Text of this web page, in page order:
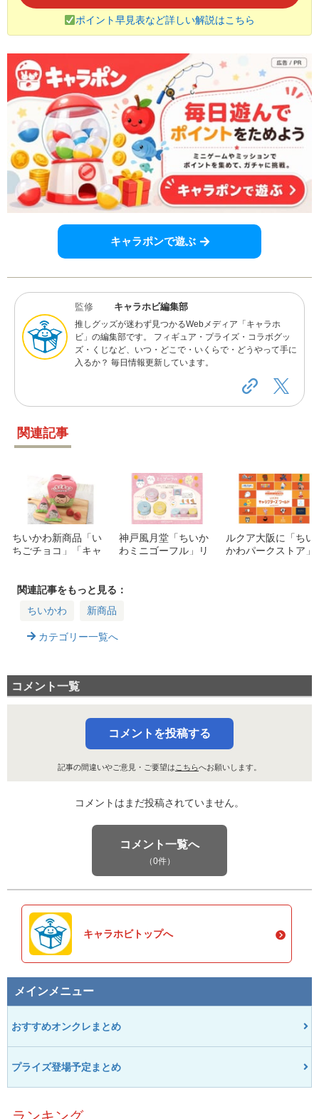
ポイント早見表など詳しい解説はこちら
キャラポンで遊ぶ
監修 キャラホビ編集部
推しグッズが迷わず見つかるWebメディア「キャラホ
ビ」の編集部です。 フィギュア・プライズ・コラボグッ
ズ・くじなど、いつ・どこで・いくらで・どうやって手に
入るか？ 毎日情報更新しています。
関連記事
ちいかわ新商品「い
ちごチョコ」「キャ
神戸風月堂「ちいか
わミニゴーフル」リ
ルクア大阪に「ちい
かわパークストア」
関連記事をもっと見る：
ちいかわ
新商品
カテゴリー一覧へ
コメント一覧
コメントを投稿する
記事の間違いやご意見・ご要望は こちらへお願いします。
コメントはまだ投稿されていません。
コメント一覧へ
（0件）
キャラホビトップへ
メインメニュー
おすすめオンクレまとめ
プライズ登場予定まとめ